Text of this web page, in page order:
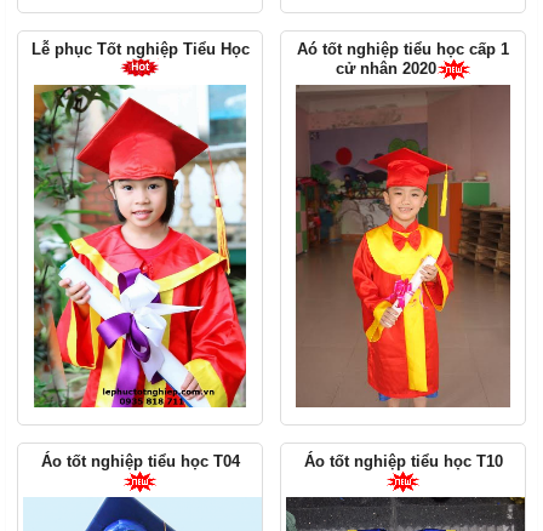
Lễ phục Tốt nghiệp Tiểu Học
Aó tốt nghiệp tiểu học cấp 1
cử nhân 2020
Áo tốt nghiệp tiểu học T04 Áo tốt nghiệp tiểu học T10